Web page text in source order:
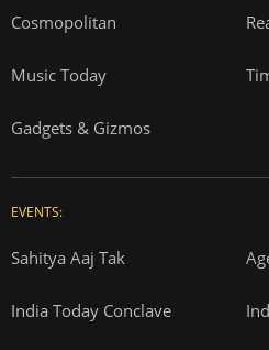
Cosmopolitan
Music Today
Gadgets & Gizmos
EVENTS:
Sahitya Aaj Tak
India Today Conclave